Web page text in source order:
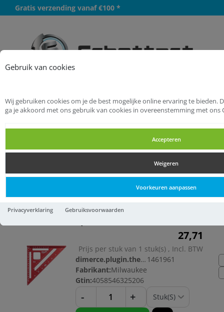
Gebruik van cookies
Wij gebruiken cookies om je de best mogelijke online ervaring te bieden.
ga je akkoord met ons gebruik van cookies in overeenstemming met ons
Accepteren
Weigeren
Voorkeuren aanpassen
Privacyverklaring Gebruiksvoorwaarden
Gratis verzending vanaf €100 *
Startpagina
Handgereedschappen
Aftekengereedschappen
Winkelhaken
Winkelhaken
Winkelhaken
Meetdriehoek Metrisch -
27,71
Prijs per stuk van 1 stuk(s) , Incl. BTW
dimerce.plugin.theme.productnr: 1461961
Fabrikant:Milwaukee
Gtin:4058546325206
- +